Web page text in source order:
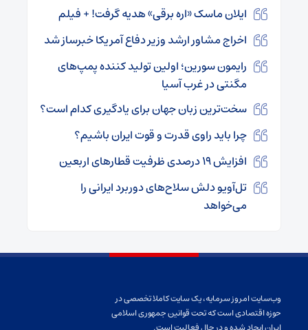
ایلان ماسک «اره برقی» هدیه گرفت! + فیلم
اخراج مشاور ارشد وزیر دفاع آمریکا خبرساز شد
رایمون سورین؛ اولین تولید کننده پمپ‌های
مگنتی در غرب آسیا
سخت‌ترین زبان‌ جهان برای یادگیری کدام است؟
چرا باید راوی قدرت و قوت ایران باشیم؟
افزایش ۱۹ درصدی ظرفیت قطارهای اربعین
تل‌آویو دلش سلاح‌های دوربرد ایرانی را
می‌خواهد
وب‌سایت امروز سرمایه، یک سایت کاملا تخصصی در
حوزه اقتصادی است که تحت قوانین جمهوری اسلامی